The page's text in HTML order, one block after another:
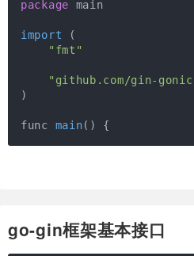
package main
import
(
"fmt"
"github.com/gin-
)
func main() {
go-gin框架基本接口